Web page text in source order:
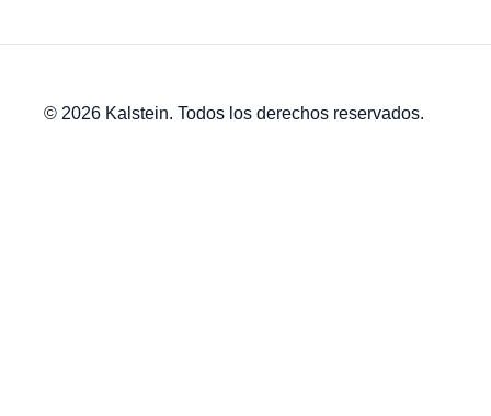
© 2026 Kalstein. Todos los derechos reservados.